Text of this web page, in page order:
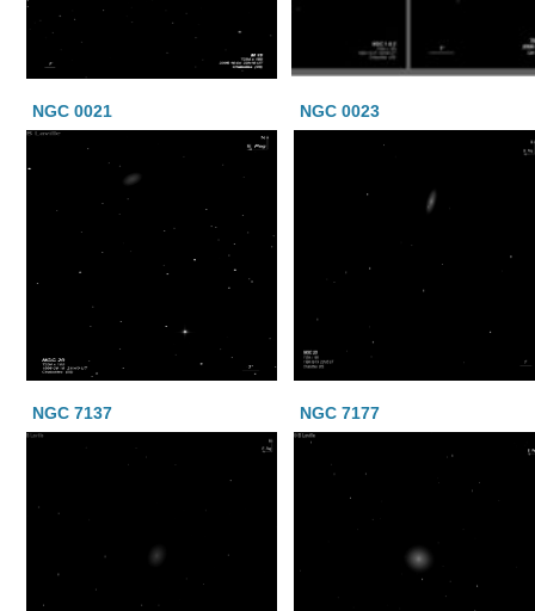
NGC 0021 NGC 0023
NGC 7137 NGC 7177